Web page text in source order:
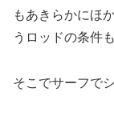
もあきらかにほ
うロッドの条件
そこでサーフで